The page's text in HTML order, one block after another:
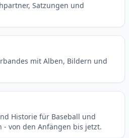
Satzungen und
mit Alben, Bildern und
Historie für Baseball und
- von den Anfängen bis jetzt.